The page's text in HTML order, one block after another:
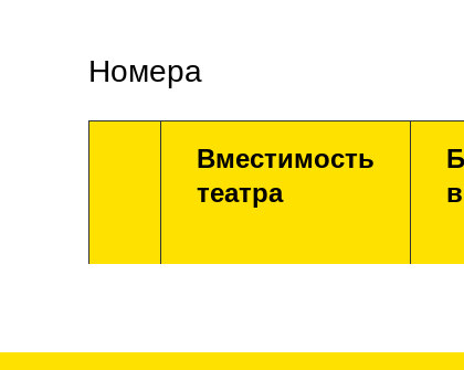
Номера
Вместимость
театра